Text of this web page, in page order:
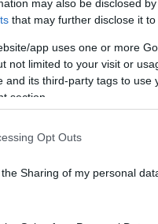
may also be disclosed
that may further disclose it
app uses one or more
not limited to your visit or
and its third-party tags to
section.
Opt Outs
Sharing of my personal